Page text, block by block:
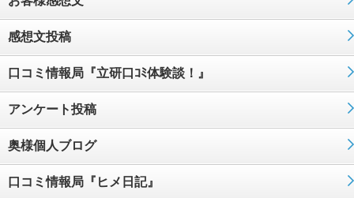
感想文投稿
口コミ情報局『立研口ｺﾐ体験談！』
アンケート投稿
奥様個人ブログ
口コミ情報局『ヒメ日記』